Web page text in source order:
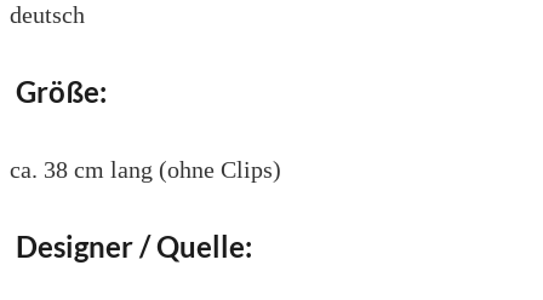
deutsch
Größe:
ca. 38 cm lang (ohne Clips)
Designer / Quelle: